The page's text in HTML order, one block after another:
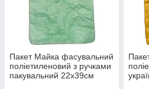
Пакет Майка фасувальний
поліетиленовий з ручками
пакувальний 22х39см